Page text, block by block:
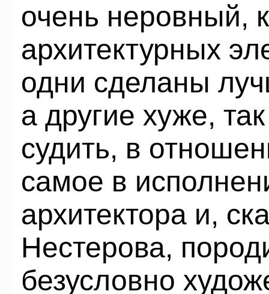
очень неровный,
архитектурных
одни сделаны
а другие хуже,
судить, в
самое в
архитектора и,
Нестерова,
безусловно